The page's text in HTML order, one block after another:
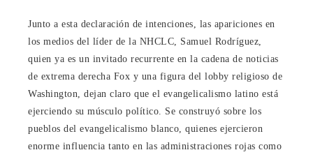
Junto a esta declaración de intenciones, las apariciones en
los medios del líder de la NHCLC, Samuel Rodríguez,
quien ya es un invitado recurrente en la cadena de noticias
de extrema derecha Fox y una figura del lobby religioso de
Washington, dejan claro que el evangelicalismo latino está
ejerciendo su músculo político. Se construyó sobre los
pueblos del evangelicalismo blanco, quienes ejercieron
enorme influencia tanto en las administraciones rojas como